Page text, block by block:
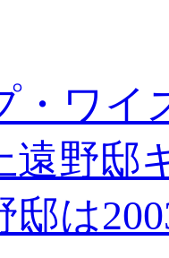
・ワイ
遠野邸
邸は